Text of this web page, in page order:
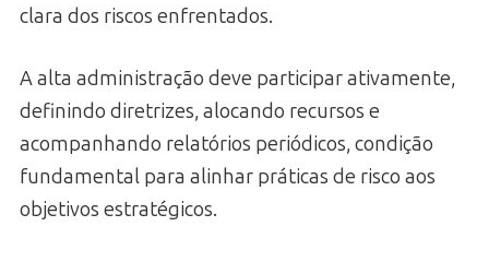
clara dos riscos enfrentados.
A alta administração deve participar ativamente,
definindo diretrizes, alocando recursos e
acompanhando relatórios periódicos, condição
fundamental para alinhar práticas de risco aos
objetivos estratégicos.